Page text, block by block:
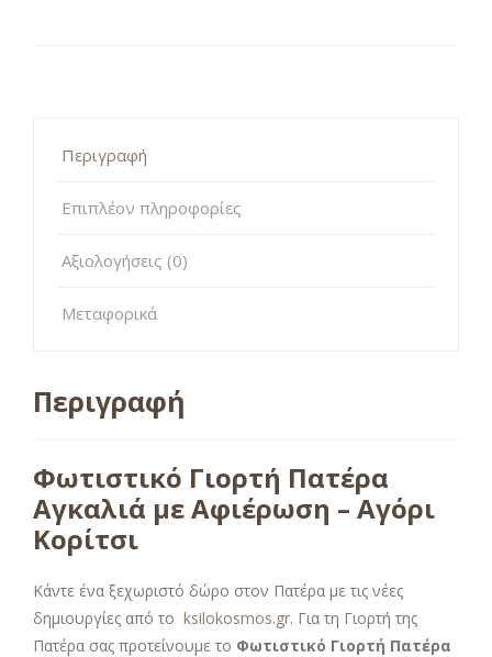
Περιγραφή
Επιπλέον πληροφορίες
Αξιολογήσεις (0)
Μεταφορικά
Περιγραφή
Φωτιστικό Γιορτή Πατέρα
Αγκαλιά με Αφιέρωση – Αγόρι
Κορίτσι
Κάντε ένα ξεχωριστό δώρο στον Πατέρα με τις νέες
δημιουργίες από το ksilokosmos.gr. Για τη Γιορτή της
Πατέρα σας προτείνουμε το Φωτιστικό Γιορτή Πατέρα